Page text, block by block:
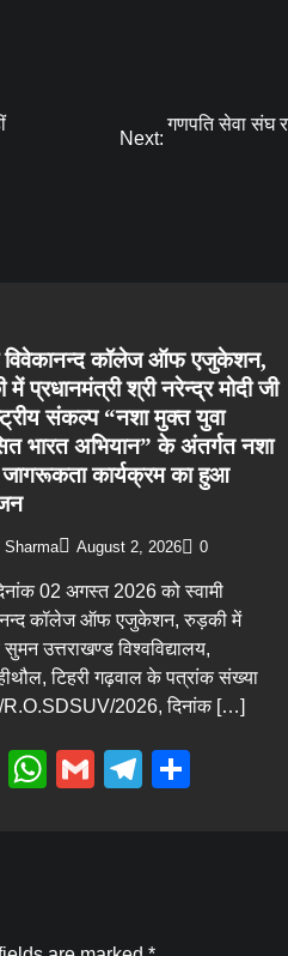
Next:
गणपति सेवा संघ
विवेकानन्द कॉलेज ऑफ एजुकेशन,
प्रधानमंत्री श्री नरेन्द्र मोदी जी
संकल्प “नशा मुक्त युवा
भारत अभियान” के अंतर्गत नशा
जागरूकता कार्यक्रम का हुआ
Sharma August 2, 2026 0
02 अगस्त 2026 को स्वामी
कॉलेज ऑफ एजुकेशन, रुड़की में
उत्तराखण्ड विश्वविद्यालय,
टिहरी गढ़वाल के पत्रांक संख्या
2026, दिनांक […]
Facebook
WhatsApp
GmailTelegram